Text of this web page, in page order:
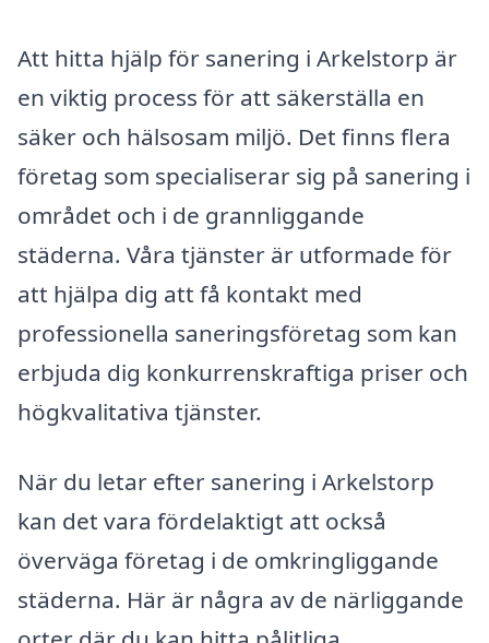
Att hitta hjälp för sanering i Arkelstorp är
en viktig process för att säkerställa en
säker och hälsosam miljö. Det finns flera
företag som specialiserar sig på sanering i
området och i de grannliggande
städerna. Våra tjänster är utformade för
att hjälpa dig att få kontakt med
professionella saneringsföretag som kan
erbjuda dig konkurrenskraftiga priser och
högkvalitativa tjänster.
När du letar efter sanering i Arkelstorp
kan det vara fördelaktigt att också
överväga företag i de omkringliggande
städerna. Här är några av de närliggande